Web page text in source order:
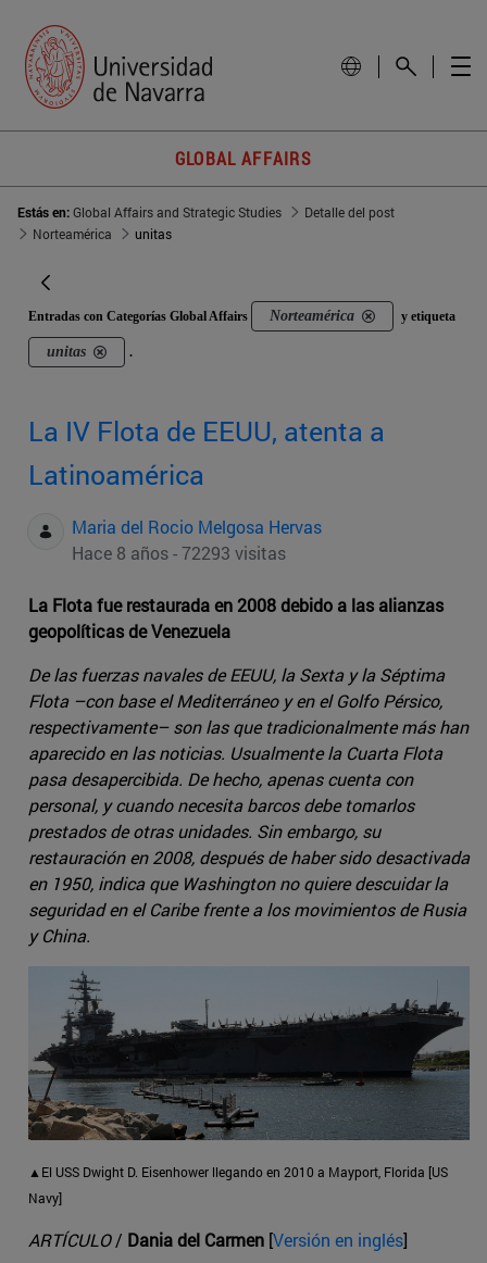
GLOBAL AFFAIRS
Estás en:Global Affairs and Strategic Studies
Detalle del post
Norteamérica
unitas
Entradas con Categorías Global Affairs Norteamérica y etiqueta
unitas .
La IV Flota de EEUU, atenta a
Latinoamérica
Maria del Rocio Melgosa Hervas
Hace 8 años - 72293 visitas
La Flota fue restaurada en 2008 debido a las alianzas
geopolíticas de Venezuela
De las fuerzas navales de EEUU, la Sexta y la Séptima
Flota –con base el Mediterráneo y en el Golfo Pérsico,
respectivamente– son las que tradicionalmente más han
aparecido en las noticias. Usualmente la Cuarta Flota
pasa desapercibida. De hecho, apenas cuenta con
personal, y cuando necesita barcos debe tomarlos
prestados de otras unidades. Sin embargo, su
restauración en 2008, después de haber sido desactivada
en 1950, indica que Washington no quiere descuidar la
seguridad en el Caribe frente a los movimientos de Rusia
y China.
▲El USS Dwight D. Eisenhower llegando en 2010 a Mayport, Florida [US
Navy]
ARTÍCULO/ Dania del Carmen [Versión en inglés]